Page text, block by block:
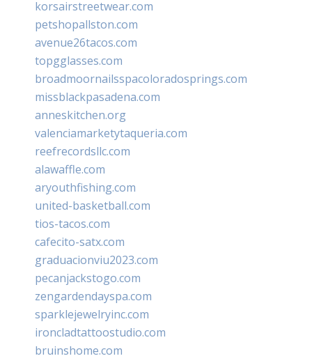
korsairstreetwear.com
petshopallston.com
avenue26tacos.com
topgglasses.com
broadmoornailsspacoloradosprings.com
missblackpasadena.com
anneskitchen.org
valenciamarketytaqueria.com
reefrecordsllc.com
alawaffle.com
aryouthfishing.com
united-basketball.com
tios-tacos.com
cafecito-satx.com
graduacionviu2023.com
pecanjackstogo.com
zengardendayspa.com
sparklejewelryinc.com
ironcladtattoostudio.com
bruinshome.com